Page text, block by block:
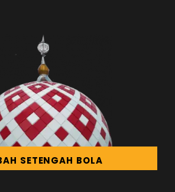
SETENGAH BOLA